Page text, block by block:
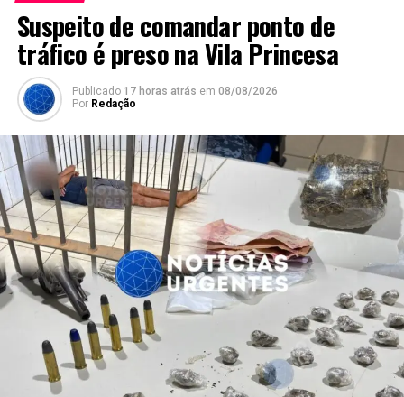
Suspeito de comandar ponto de
tráfico é preso na Vila Princesa
Publicado 17 horas atrás em 08/08/2026
Por Redação